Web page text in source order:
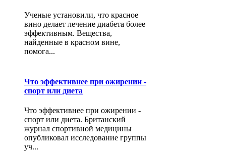
Ученые установили, что красное
вино делает лечение диабета более
эффективным. Вещества,
найденные в красном вине,
помога...
Что эффективнее при ожирении -
спорт или диета
Что эффективнее при ожирении -
спорт или диета. Британский
журнал спортивной медицины
опубликовал исследование группы
уч...